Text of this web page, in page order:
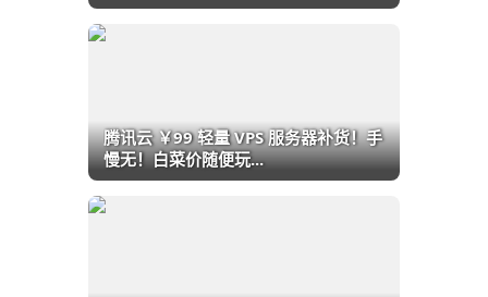
腾讯云 ￥99 轻量 VPS 服务器补货！手
慢无！白菜价随便玩...